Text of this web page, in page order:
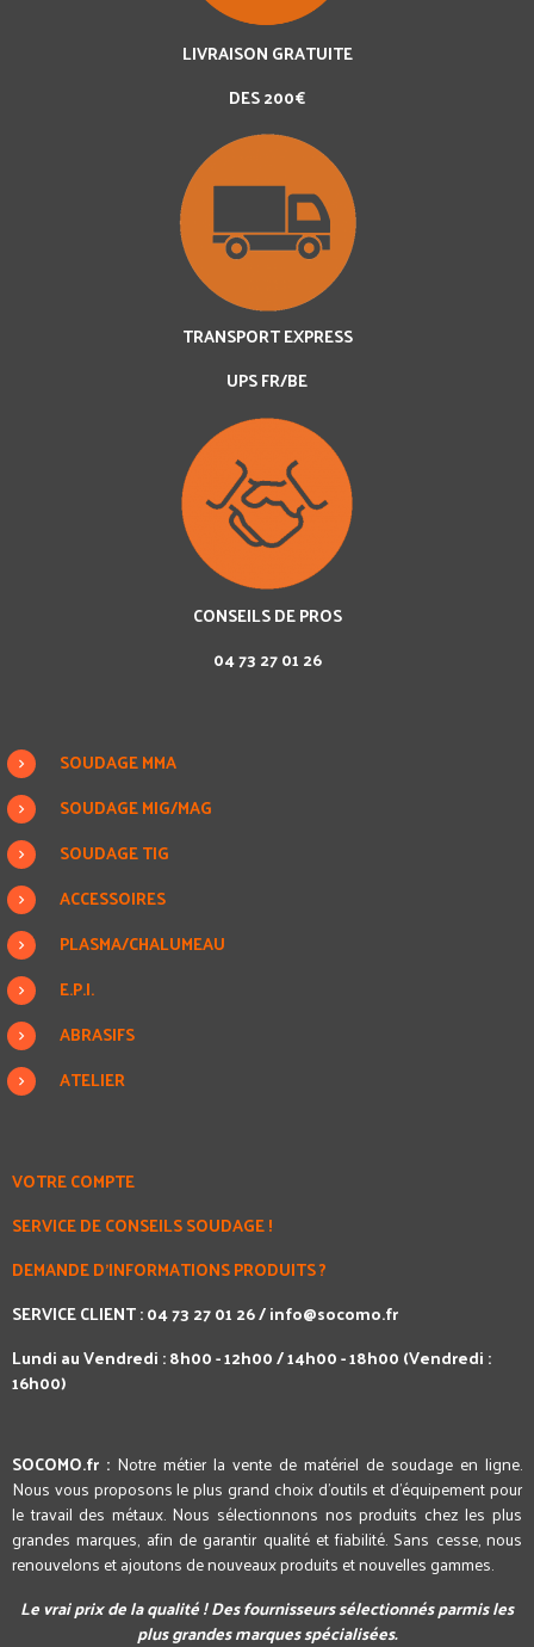
LIVRAISON GRATUITE
DES 200€
TRANSPORT EXPRESS
UPS FR/BE
CONSEILS DE PROS
04 73 27 01 26
SOUDAGE MMA
SOUDAGE MIG/MAG
SOUDAGE TIG
ACCESSOIRES
PLASMA/CHALUMEAU
E.P.I.
ABRASIFS
ATELIER
VOTRE COMPTE
SERVICE DE CONSEILS SOUDAGE !
DEMANDE D'INFORMATIONS PRODUITS ?
SERVICE CLIENT : 04 73 27 01 26 /info@socomo.fr
Lundi au Vendredi : 8h00 - 12h00 / 14h00 - 18h00 (Vendredi :
16h00)
SOCOMO.fr : Notre métier la vente de matériel de soudage en ligne.
Nous vous proposons le plus grand choix d'outils et d'équipement pour
le travail des métaux. Nous sélectionnons nos produits chez les plus
grandes marques, afin de garantir qualité et fiabilité. Sans cesse, nous
renouvelons et ajoutons de nouveaux produits et nouvelles gammes.
Le vrai prix de la qualité ! Des fournisseurs sélectionnés parmis les
plus grandes marques spécialisées.